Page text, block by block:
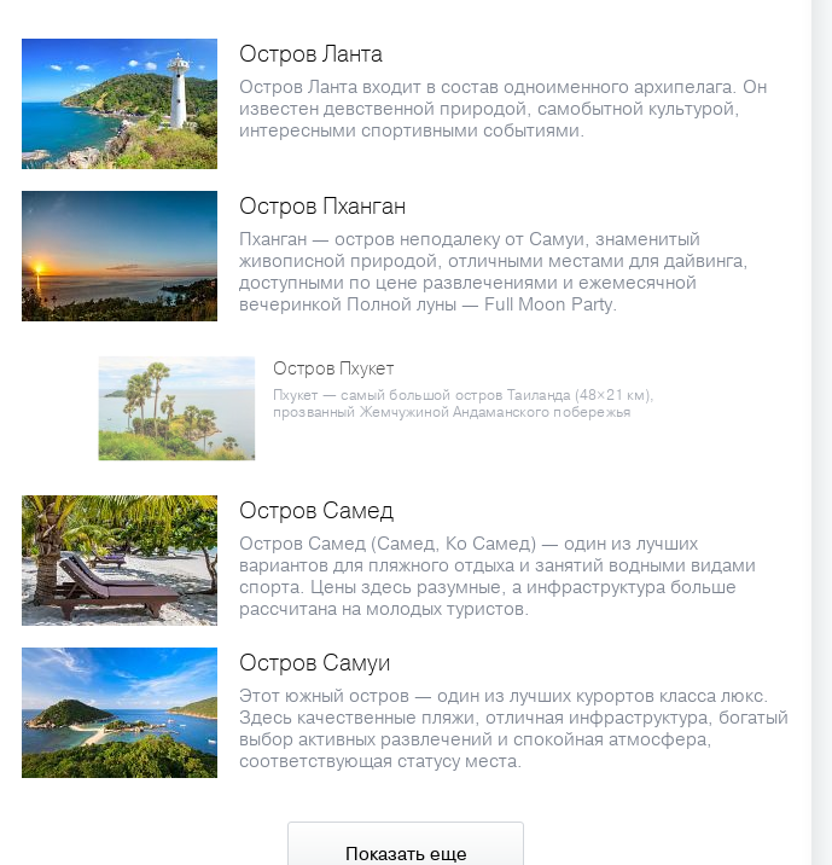
Остров Ланта
Остров Ланта входит в состав одноименного архипелага. Он
известен девственной природой, самобытной культурой,
интересными спортивными событиями.
Остров Пханган
Пханган — остров неподалеку от Самуи, знаменитый
живописной природой, отличными местами для дайвинга,
доступными по цене развлечениями и ежемесячной
вечеринкой Полной луны — Full Moon Party.
Остров Пхукет
Пхукет — самый большой остров Таиланда (48×21 км),
прозванный Жемчужиной Андаманского побережья
Остров Самед
Остров Самед (Самед, Ко Самед) — один из лучших
вариантов для пляжного отдыха и занятий водными видами
спорта. Цены здесь разумные, а инфраструктура больше
рассчитана на молодых туристов.
Остров Самуи
Этот южный остров — один из лучших курортов класса люкс.
Здесь качественные пляжи, отличная инфраструктура, богатый
выбор активных развлечений и спокойная атмосфера,
соответствующая статусу места.
Показать еще